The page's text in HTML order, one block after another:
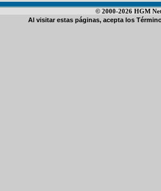
© 2000-2026 HGM
Al visitar estas páginas, acepta los